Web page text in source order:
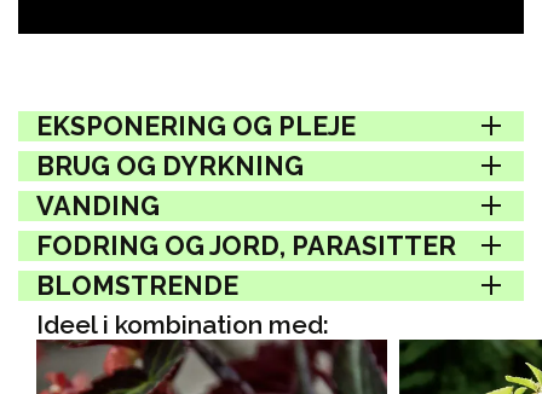
EKSPONERING OG PLEJE
BRUG OG DYRKNING
VANDING
FODRING OG JORD, PARASITTER
BLOMSTRENDE
Ideel i kombination med: